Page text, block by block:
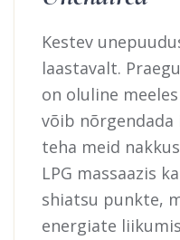
Kestev
laastavalt.
on oluline
võib
teha meid
LPG massaazis
shiatsu punkte,
energiate